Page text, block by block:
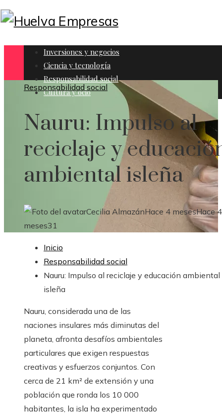
Inversiones y negocios
Ciencia y tecnología
Responsabilidad social
Cultura y ocio
Responsabilidad social
Nauru: Impulso al
reciclaje y
ambiental isleña
Cecilia AlmazánHace 4 mesesHace 4
meses31
Inicio
Responsabilidad social
Nauru: Impulso al reciclaje y educación ambiental
isleña
Nauru, considerada una de las
naciones insulares más diminutas del
planeta, afronta desafíos ambientales
particulares que exigen respuestas
creativas y esfuerzos conjuntos. Con
cerca de 21 km² de extensión y una
población que ronda los 10 000
habitantes, la isla ha experimentado